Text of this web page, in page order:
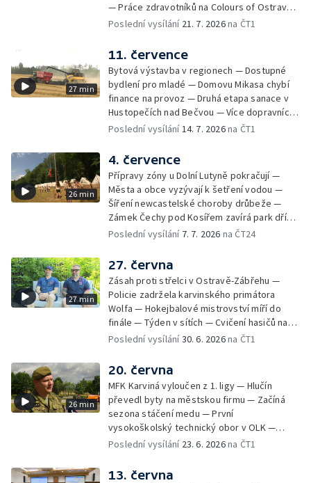
— Práce zdravotníků na Colours of Ostrava
— Týden v sítích — Umění v době umělé
Poslední vysílání 21. 7. 2026na ČT1
27 min
11. července
Bytová výstavba v regionech — Dostupné
bydlení pro mladé — Domovu Mikasa chybí
finance na provoz — Druhá etapa sanace v
Hustopečích nad Bečvou — Více dopravních
nehod v létě — Týden v sítích — Žně v Česku
Poslední vysílání14. 7. 2026na ČT1
26 min
4. července
Přípravy zóny u Dolní Lutyně pokračují —
Města a obce vyzývají k šetření vodou —
Šíření newcastelské choroby drůbeže —
Zámek Čechy pod Kosířem zavírá park dříve
— Začíná hlavní turistická sezóna v MS kraji
150 let od narození Jana Čapka
Poslední vysílání 7. 7. 2026 na ČT24
27 min
27. června
Zásah proti střelci v Ostravě-Zábřehu —
Policie zadržela karvinského primátora
Wolfa — Hokejbalové mistrovství míří do
finále — Týden v sítích — Cvičení hasičů na
letišti v Mošnově — Od července povinná
Poslední vysílání30. 6. 2026na ČT1
26 min
20. června
MFK Karviná vyloučen z 1. ligy — Hlučín
převedl byty na městskou firmu — Začíná
sezona stáčení medu — První
vysokoškolský technický obor v OLK —
Týden v sítích — Tanky Leopard 2A4
četníka z Liptaňské tragédie
Poslední vysílání 23. 6. 2026na ČT1
13. června